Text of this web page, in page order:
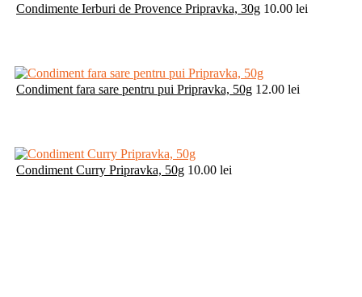
Condimente Ierburi de Provence Pripravka, 30g 10.00 lei
Condiment fara sare pentru pui Pripravka, 50g 12.00 lei
Condiment Curry Pripravka, 50g 10.00 lei